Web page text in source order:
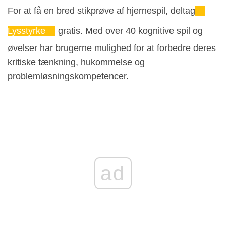
For at få en bred stikprøve af hjernespil, deltag
Lysstyrke
gratis. Med over 40 kognitive spil og
øvelser har brugerne mulighed for at forbedre deres
kritiske tænkning, hukommelse og
problemløsningskompetencer.
ad